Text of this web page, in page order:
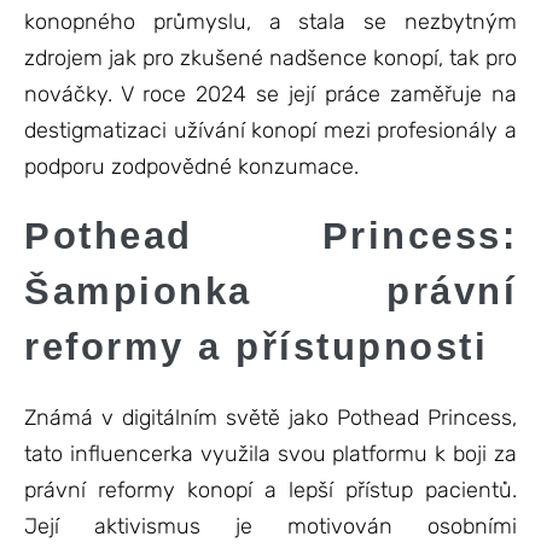
konopného průmyslu, a stala se nezbytným
zdrojem jak pro zkušené nadšence konopí, tak pro
nováčky. V roce 2024 se její práce zaměřuje na
destigmatizaci užívání konopí mezi profesionály a
podporu zodpovědné konzumace.
Pothead Princess:
Šampionka právní
reformy a přístupnosti
Známá v digitálním světě jako Pothead Princess,
tato influencerka využila svou platformu k boji za
právní reformy konopí a lepší přístup pacientů.
Její aktivismus je motivován osobními